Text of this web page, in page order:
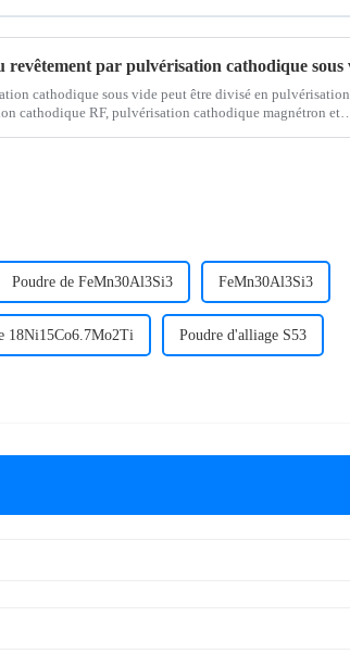
cathodique sous vide peut être divisé en pulvérisation
cathodique RF, pulvérisation cathodique magnétron et
Poudre de FeMn30Al3Si3 FeMn30Al3Si3
18Ni15Co6.7Mo2Ti Poudre d'alliage S53